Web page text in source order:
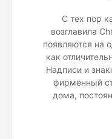
С тех пор
возглавила
появляются на
как
Надписи и
фирменный
дома,